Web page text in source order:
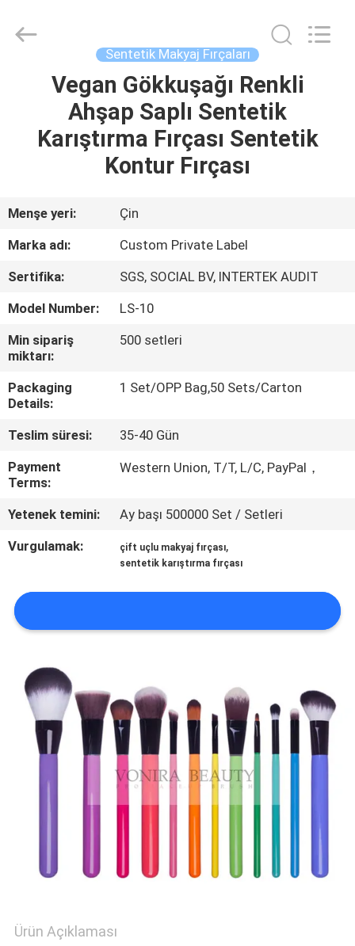
ÜRÜN:%
HAKKIMIZDA
TURU
KALITE
KONTROL
HARITASI
PRIVACY
POLICY
Sentetik Makyaj Fırçaları
Vegan Gökkuşağı Renkli
Ahşap Saplı Sentetik
Karıştırma Fırçası Sentetik
Kontur Fırçası
Menşe yeri:
Çin
Marka adı:
Custom Private Label
Sertifika:
SGS, SOCIAL BV, INTERTEK AUDIT
Model Number:
LS-10
Min sipariş
miktarı:
500 setleri
Packaging
Details:
1 Set/OPP Bag,50 Sets/Carton
Teslim süresi:
35-40 Gün
Payment
Terms:
Western Union, T/T, L/C, PayPal，
Yetenek temini:
Ay başı 500000 Set / Setleri
Vurgulamak:
çift ​​uçlu makyaj fırçası,
sentetik karıştırma fırçası
Ürün Açıklaması